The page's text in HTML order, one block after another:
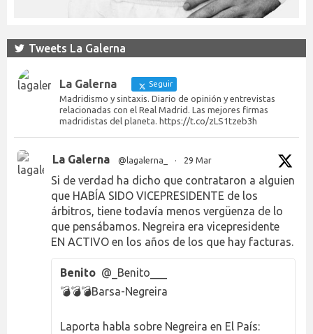
Tweets La Galerna
La Galerna Seguir
Madridismo y sintaxis. Diario de opinión y entrevistas
relacionadas con el Real Madrid. Las mejores firmas
madridistas del planeta. https://t.co/zLS1tzeb3h
La Galerna @lagalerna_ · 29 Mar
Si de verdad ha dicho que contrataron a alguien
que HABÍA SIDO VICEPRESIDENTE de los
árbitros, tiene todavía menos vergüenza de lo
que pensábamos. Negreira era vicepresidente
EN ACTIVO en los años de los que hay facturas.
Benito @_Benito___
💣💣💣Barsa-Negreira
Laporta habla sobre Negreira en El País: